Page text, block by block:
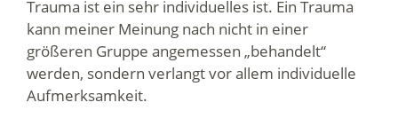
Trauma ist ein sehr individuelles ist. Ein Trauma
kann meiner Meinung nach nicht in einer
größeren Gruppe angemessen „behandelt“
werden, sondern verlangt vor allem individuelle
Aufmerksamkeit.